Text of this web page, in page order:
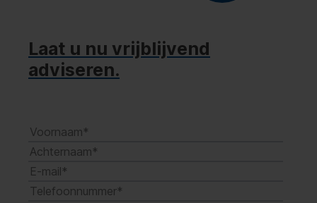
Laat u nu vrijblijvend
adviseren.